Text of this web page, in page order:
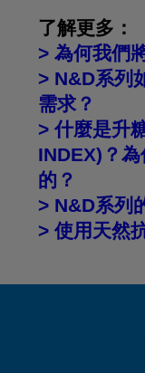
了解更多：
> 為何我們
> N&D系列
需求？
> ​什麼是升
INDEX)？
的？
> N&D系列
> 使用天然